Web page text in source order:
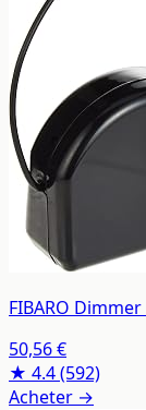
FIBARO
50,56 €
★ 4.4(592)
Acheter →